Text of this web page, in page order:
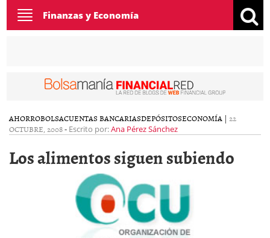
Toggle
navigation
Finanzas y Economía
AHORROBOLSACUENTAS BANCARIASDEPÓSITOSECONOMÍA | 22
OCTUBRE, 2008- Escrito por:Ana Pérez Sánchez
Los alimentos siguen subiendo